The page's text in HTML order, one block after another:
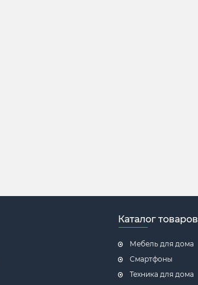
Каталог товаров
Мебель для дома
Смартфоны
Техника для дома